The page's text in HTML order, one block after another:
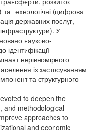
та технологічні (цифрова
державних послуг,
У
науково-
ідентифікації
нерівномірного
із застосуванням
та структурного
to deepen the
and methodological
approaches to
and economic